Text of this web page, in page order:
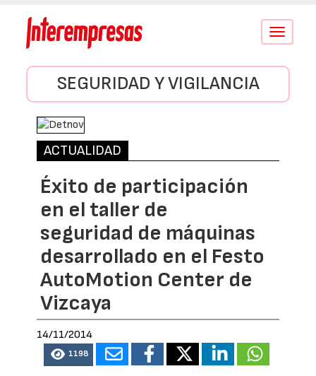
Conmutar
SEGURIDAD Y VIGILANCIA
ACTUALIDAD
Éxito de participación
en el taller de
seguridad de máquinas
desarrollado en el Festo
AutoMotion Center de
Vizcaya
14/11/2014
1198